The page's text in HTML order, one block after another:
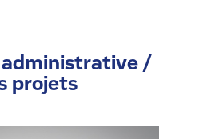
/
projets